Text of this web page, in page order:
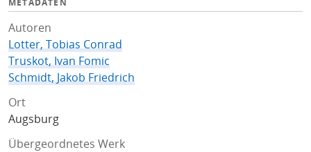
METADATEN
Autoren
Lotter, Tobias Conrad
Truskot, Ivan Fomic
Schmidt, Jakob Friedrich
Ort
Augsburg
Übergeordnetes Werk